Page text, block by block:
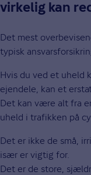
virkelig kan
Det mest
typisk
Hvis du ved et uheld
ejendele, kan et
Det kan være alt fra
uheld i trafikken på
Det er ikke de små,
især er vigtig for.
Det er de store,